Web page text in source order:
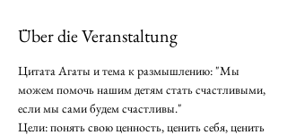
Über die Veranstaltung
Цитата Агаты и тема к размышлению: "Мы
можем помочь нашим детям стать счастливыми,
если мы сами будем счастливы."
Цели: понять свою ценность, ценить себя, ценить